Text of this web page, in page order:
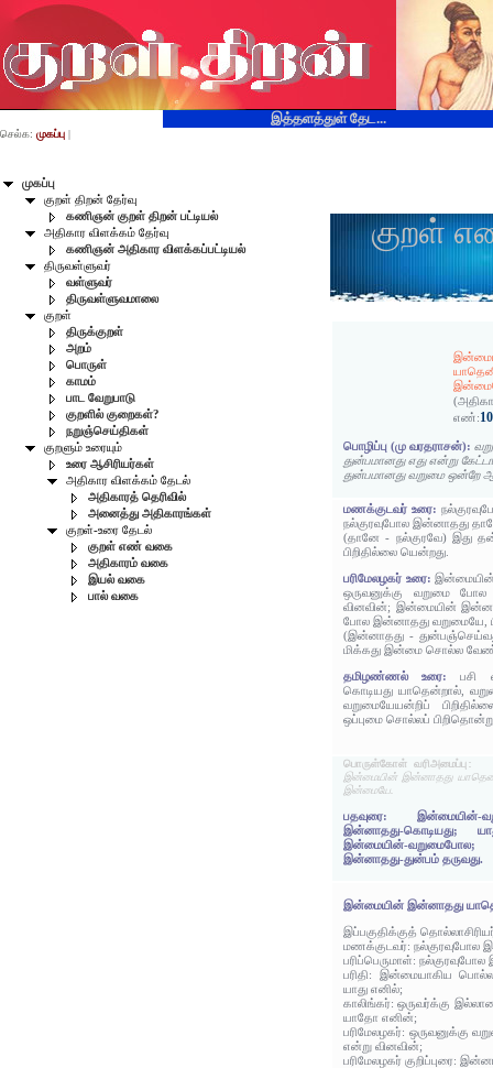
இத்தளத்துள் தேட...
முகப்பு
குறள் திறன் தேர்வு
கணிஞன் குறள் திறன் பட்டியல்
அதிகார விளக்கம் தேர்வு
கணிஞன் அதிகார விளக்கப்பட்டியல்
திருவள்ளுவர்
வள்ளுவர்
திருவள்ளுவமாலை
குறள்
திருக்குறள்
அறம்
பொருள்
காமம்
பாட வேறுபாடு
குறளில் குறைகள்?
நறுஞ்செய்திகள்
குறளும் உரையும்
உரை ஆசிரியர்கள்
அதிகார விளக்கம் தேடல்
அதிகாரத் தெரிவில்
அனைத்து அதிகாரங்கள்
குறள்-உரை தேடல்
குறள் எண் வகை
அதிகாரம் வகை
இயல் வகை
பால் வகை
செல்க: முகப்பு |
குறள்
எண்:
பொழிப்பு (மு வரதராசன்):
துன்பமானது எது என்று
துன்பமானது வறுமை ஒன்றே
மணக்குடவர் உரை:
நல்குரவுபோல இன்னாதது
(தானே - நல்குரவே)
பிறிதில்லை யென்றது.
பரிமேலழகர் உரை:இன்மையின்
ஒருவனுக்கு வறுமை
வினவின்; இன்மையின்
போல இன்னாதது வறுமையே,
(இன்னாதது -
மிக்கது இன்மை சொல்ல
தமிழண்ணல் உரை:பசி
கொடியது யாதென்றால்,
வறுமையேயன்றிப்
ஒப்புமை சொல்லப்
பொருள்கோள் வரிஅமைப்பு:
இன்மையின் இன்னாதது
இன்மையே.
பதவுரை: இன்மையின்-
இன்னாதது-கொடியது;
இன்மையின்-
இன்னாதது-துன்பம் தருவது.
இன்மையின் இன்னாதது
இப்பகுதிக்குத்
மணக்குடவர்: நல்குரவுபோல
பரிப்பெருமாள்:
பரிதி: இன்மையாகிய
யாது எனில்;
காலிங்கர்: ஒருவர்க்கு
யாதோ எனின்;
பரிமேலழகர்: ஒருவனுக்கு
என்று வினவின்;
பரிமேலழகர் குறிப்புரை: